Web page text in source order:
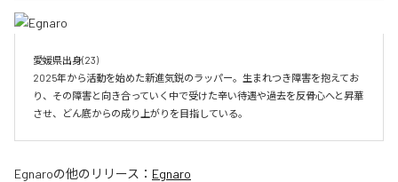
愛媛県出身(23)
2025年から活動を始めた新進気鋭のラッパー。生まれつき障害を抱えてお
り、その障害と向き合っていく中で受けた辛い待遇や過去を反骨心へと昇華
させ、どん底からの成り上がりを目指している。
Egnaroの他のリリース： Egnaro